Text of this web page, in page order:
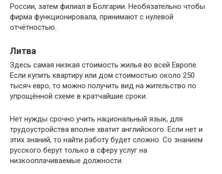
России, затем филиал в Болгарии. Необязательно чтобы
фирма функционировала, принимают с нулевой
отчётностью.
Литва
Здесь самая низкая стоимость жилья во всей Европе.
Если купить квартиру или дом стоимостью около 250
тысяч евро, то можно получить вид на жительство по
упрощённой схеме в кратчайшие сроки.
Нет нужды срочно учить национальный язык, для
трудоустройства вполне хватит английского. Если нет и
этих знаний, то найти работу будет сложно. Со знанием
русского берут только в сферу услуг на
низкооплачиваемые должности.